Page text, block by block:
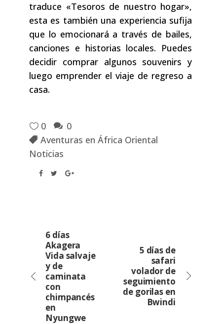
traduce «Tesoros de nuestro hogar»,
esta es también una experiencia sufija
que lo emocionará a través de bailes,
canciones e historias locales. Puedes
decidir comprar algunos souvenirs y
luego emprender el viaje de regreso a
casa.
0
0
Aventuras en África Oriental
Noticias
6 días
Akagera
Vida salvaje
y de
caminata
con
chimpancés
en
Nyungwe
5 días de
safari
volador de
seguimiento
de gorilas en
Bwindi